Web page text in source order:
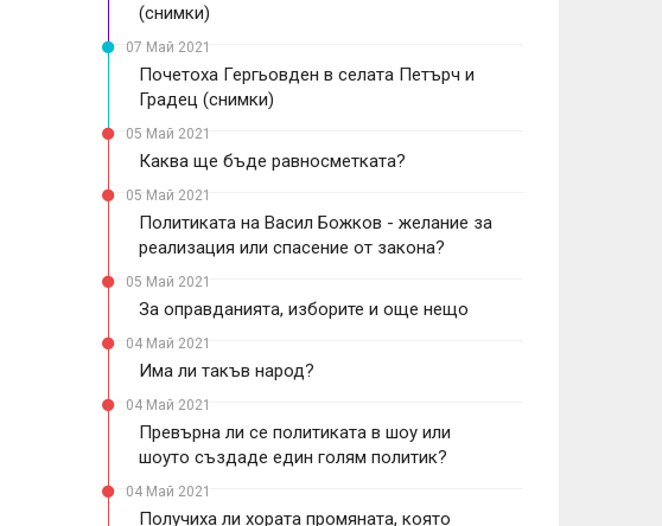
(снимки)
07 Май 2021
Почетоха Гергьовден в селата Петърч и
Градец (снимки)
05 Май 2021
Каква ще бъде равносметката?
05 Май 2021
Политиката на Васил Божков - желание за
реализация или спасение от закона?
05 Май 2021
За оправданията, изборите и още нещо
04 Май 2021
Има ли такъв народ?
04 Май 2021
Превърна ли се политиката в шоу или
шоуто създаде един голям политик?
04 Май 2021
Получиха ли хората промяната, която